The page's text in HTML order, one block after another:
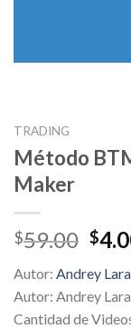
TRADING
Método
Maker
$59.00
was:
$
Autor: Andrey Lara
Autor: Andrey Lara
Cantidad de